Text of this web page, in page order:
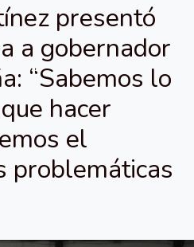
presentó
a gobernador
“Sabemos lo
hacer
el
problemáticas